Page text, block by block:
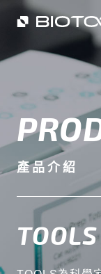
產品介紹
TOOLS